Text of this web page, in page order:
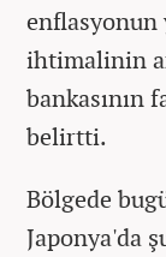
enflasyonun
ihtimalinin
bankasının
belirtti.
Bölgede
Japonya'da